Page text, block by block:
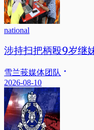
national
涉持扫把柄殴9岁继
雪兰莪媒体团队
2026-08-10